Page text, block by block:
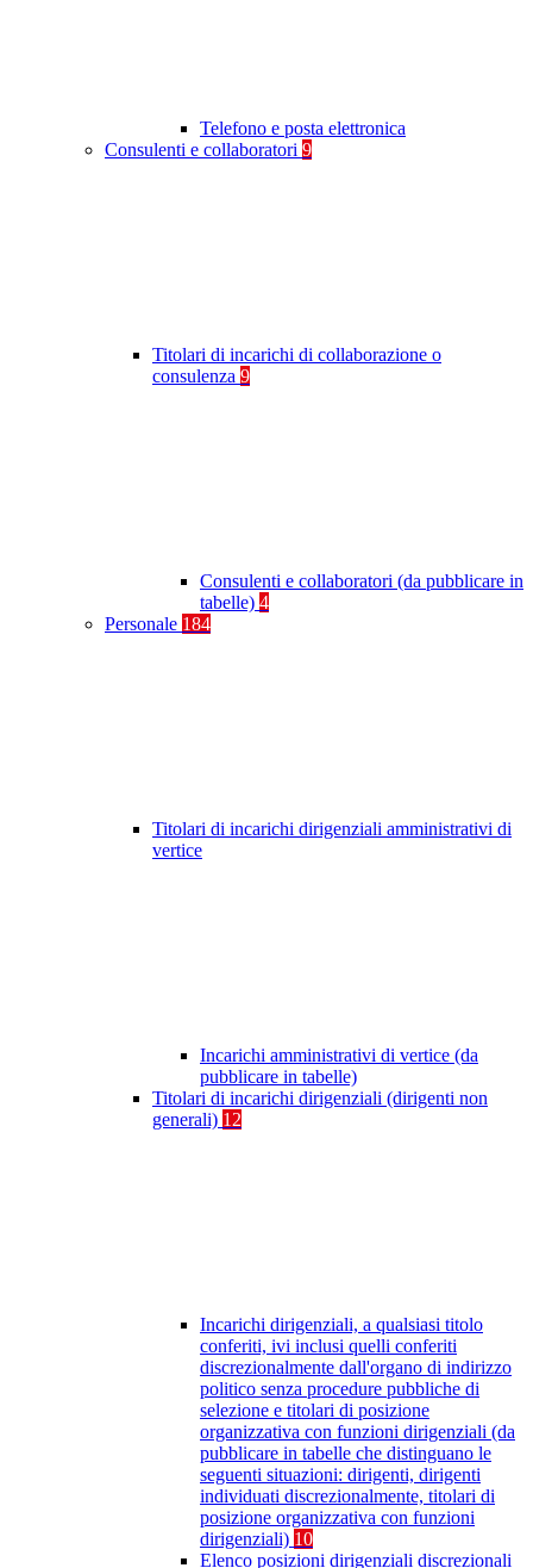
Telefono e posta elettronica
Consulenti e collaboratori 9
Titolari di incarichi di collaborazione o
consulenza 9
Consulenti e collaboratori (da pubblicare in
tabelle) 4
Personale 184
Titolari di incarichi dirigenziali amministrativi di
vertice
Incarichi amministrativi di vertice (da
pubblicare in tabelle)
Titolari di incarichi dirigenziali (dirigenti non
generali) 12
Incarichi dirigenziali, a qualsiasi titolo
conferiti, ivi inclusi quelli conferiti
discrezionalmente dall'organo di indirizzo
politico senza procedure pubbliche di
selezione e titolari di posizione
organizzativa con funzioni dirigenziali (da
pubblicare in tabelle che distinguano le
seguenti situazioni: dirigenti, dirigenti
individuati discrezionalmente, titolari di
posizione organizzativa con funzioni
dirigenziali) 10
Elenco posizioni dirigenziali discrezionali